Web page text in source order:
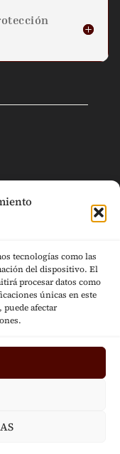
tecnologías como las
del dispositivo. El
procesar datos como
únicas en este
afectar
© 2024|